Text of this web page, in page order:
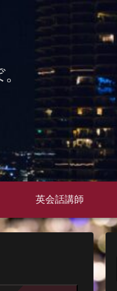
英会話講師